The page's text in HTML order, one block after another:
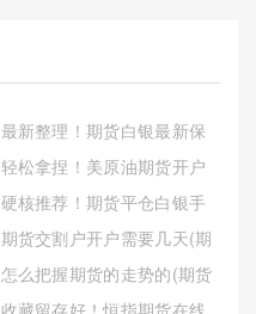
最新整理！期货白银最新保
证金（为投资者提供更加安
全、高效的交易环境）
轻松拿捏！美原油期货开户
(美原油期货开户网)
硬核推荐！期货平仓白银手
续费（帮助投资者更好地理
解和应对这一成本）
期货交割户开户需要几天(期
货交割要多久)
怎么把握期货的走势的(期货
的走势由什么决定的)